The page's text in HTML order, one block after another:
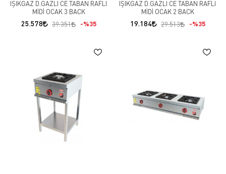
IŞIKGAZ D.GAZLI CE TABAN RAFLI
MİDİ OCAK 3 BACK
25.578 39.351 %35
IŞIKGAZ D.GAZLI CE TABAN RAFLI
MİDİ OCAK 2 BACK
19.184 29.513 %35